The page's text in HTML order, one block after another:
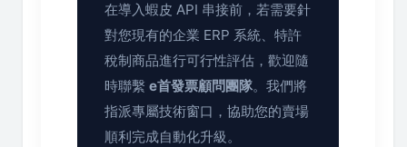
在導入蝦皮 API 串接前，若需要針
對您現有的企業 ERP 系統、特許
稅制商品進行可行性評估，歡迎隨
時聯繫 e首發票顧問團隊。我們將
指派專屬技術窗口，協助您的賣場
順利完成自動化升級。